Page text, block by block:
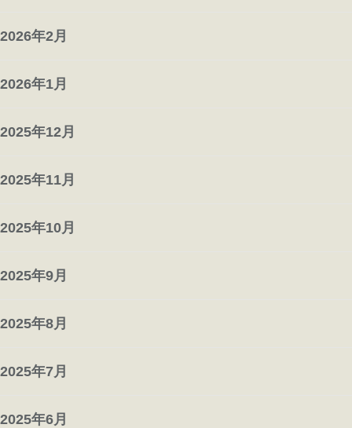
2026年2月
2026年1月
2025年12月
2025年11月
2025年10月
2025年9月
2025年8月
2025年7月
2025年6月